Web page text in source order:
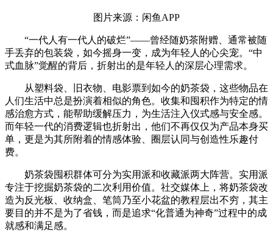
图片来源：闲鱼APP
“一代人有一代人的破烂”——曾经随奶茶附赠、通常被随
手丢弃的包装袋，如今摇身一变，成为年轻人的心尖宠。“中
式血脉”觉醒的背后，折射出的是年轻人的深层心理需求。
从塑料袋、旧衣物、电影票到如今的奶茶袋，这些物品在
人们生活中总是扮演着相似的角色。收集和囤积作为特定的情
感治愈方式，能帮助缓解压力，为生活注入仪式感与安全感。
而年轻一代的消费逻辑也折射出，他们不再仅仅为产品本身买
单，更是为其所附着的情感体验、圈层认同与创造性乐趣付
费。
奶茶袋囤积群体可分为实用派和收藏派两大阵营。实用派
专注于挖掘奶茶袋的二次利用价值。社交媒体上，将奶茶袋改
造为反光板、收纳盒、笔筒乃至小花盆的教程层出不穷，其主
要目的并不是为了省钱，而是追求“化普通为神奇”过程中的成
就感和满足感。